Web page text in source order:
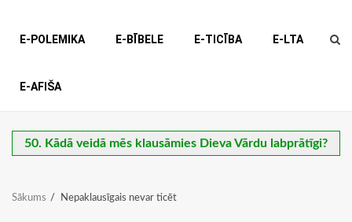
E-POLEMIKA E-BĪBELE E-TICĪBA E-LTA
E-AFIŠA
50. Kādā veidā mēs klausāmies Dieva Vārdu labprātīgi?
Sākums Nepaklausīgais nevar ticēt